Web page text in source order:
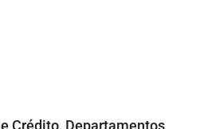
Crédito, Departamentos